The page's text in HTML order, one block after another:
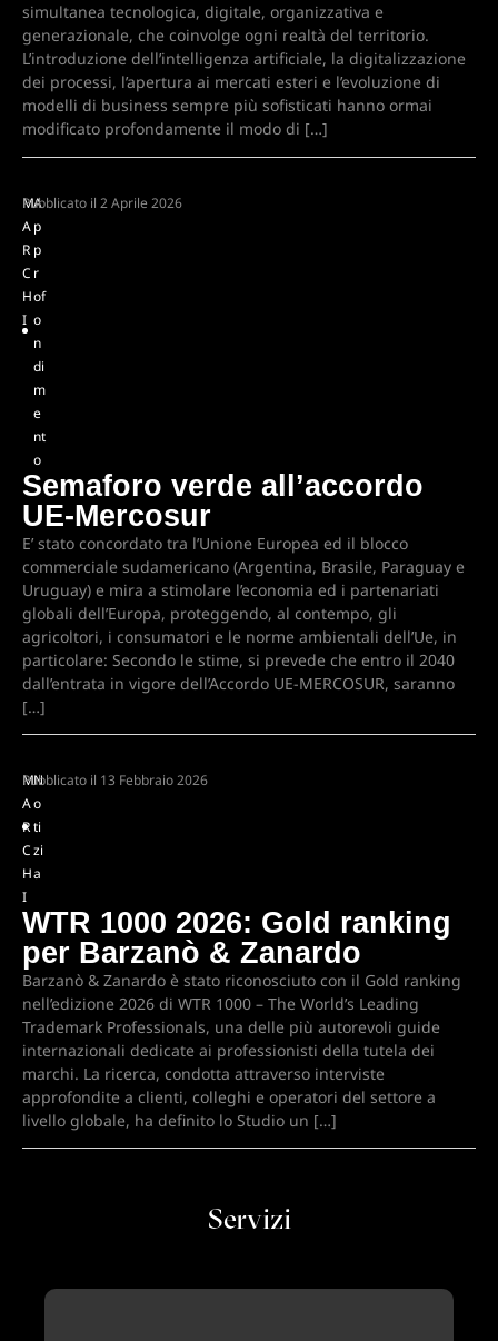
simultanea tecnologica, digitale, organizzativa e
generazionale, che coinvolge ogni realtà del territorio.
L’introduzione dell’intelligenza artificiale, la digitalizzazione
dei processi, l’apertura ai mercati esteri e l’evoluzione di
modelli di business sempre più sofisticati hanno ormai
modificato profondamente il modo di […]
M
A
R
C
H
I
A
p
p
r
of
o
n
di
m
e
nt
o
Pubblicato il 2 Aprile 2026
Semaforo verde all’accordo
UE-Mercosur
E’ stato concordato tra l’Unione Europea ed il blocco
commerciale sudamericano (Argentina, Brasile, Paraguay e
Uruguay) e mira a stimolare l’economia ed i partenariati
globali dell’Europa, proteggendo, al contempo, gli
agricoltori, i consumatori e le norme ambientali dell’Ue, in
particolare: Secondo le stime, si prevede che entro il 2040
dall’entrata in vigore dell’Accordo UE-MERCOSUR, saranno
[…]
M
A
R
C
H
I
N
o
ti
zi
a
Pubblicato il 13 Febbraio 2026
WTR 1000 2026: Gold ranking
per Barzanò & Zanardo
Barzanò & Zanardo è stato riconosciuto con il Gold ranking
nell’edizione 2026 di WTR 1000 – The World’s Leading
Trademark Professionals, una delle più autorevoli guide
internazionali dedicate ai professionisti della tutela dei
marchi. La ricerca, condotta attraverso interviste
approfondite a clienti, colleghi e operatori del settore a
livello globale, ha definito lo Studio un […]
Servizi